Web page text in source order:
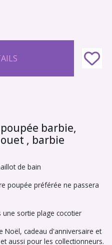
barbie,
, barbie
de bain
poupée préférée ne passera
sortie plage cocotier
Noël, cadeau d'anniversaire et
aussi pour les collectionneurs.